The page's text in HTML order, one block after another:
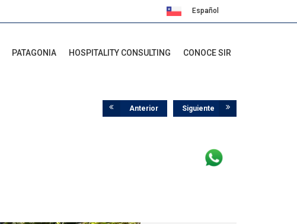
Español
PATAGONIA HOSPITALITY CONSULTING CONOCE SIR
Anterior Siguiente